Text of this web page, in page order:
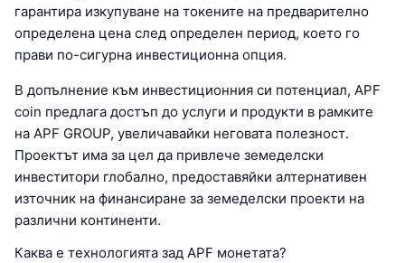
гарантира изкупуване на токените на предварително
определена цена след определен период, което го
прави по-сигурна инвестиционна опция.
В допълнение към инвестиционния си потенциал, APF
coin предлага достъп до услуги и продукти в рамките
на APF GROUP, увеличавайки неговата полезност.
Проектът има за цел да привлече земеделски
инвеститори глобално, предоставяйки алтернативен
източник на финансиране за земеделски проекти на
различни континенти.
Каква е технологията зад APF монетата?